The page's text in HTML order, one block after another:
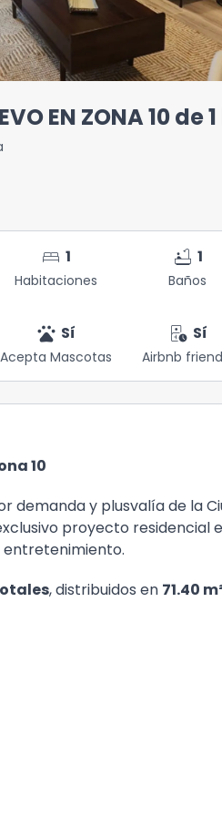
EN ZONA 10 de
bed 1
Habitaciones
bathtub 1
Baños
pets Sí
Acepta Mascotas
short_stay Sí
Airbnb
10
demanda y plusvalía de la
proyecto residencial
, distribuidos en 71.40